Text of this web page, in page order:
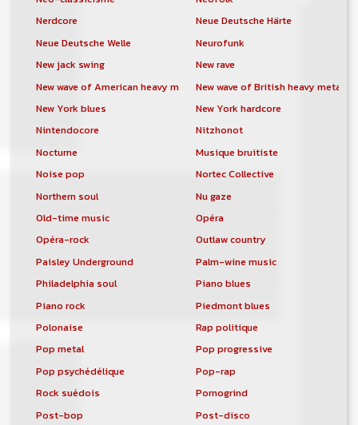
Nerdcore
Neue Deutsche Härte
Neue Deutsche Welle
Neurofunk
New jack swing
New rave
New wave of American heavy metalNew wave of British heavy metal
New York blues
New York hardcore
Nintendocore
Nitzhonot
Nocturne
Musique bruitiste
Noise pop
Nortec Collective
Northern soul
Nu gaze
Old-time music
Opéra
Opéra-rock
Outlaw country
Paisley Underground
Palm-wine music
Philadelphia soul
Piano blues
Piano rock
Piedmont blues
Polonaise
Rap politique
Pop metal
Pop progressive
Pop psychédélique
Pop-rap
Rock suédois
Pornogrind
Post-bop
Post-disco